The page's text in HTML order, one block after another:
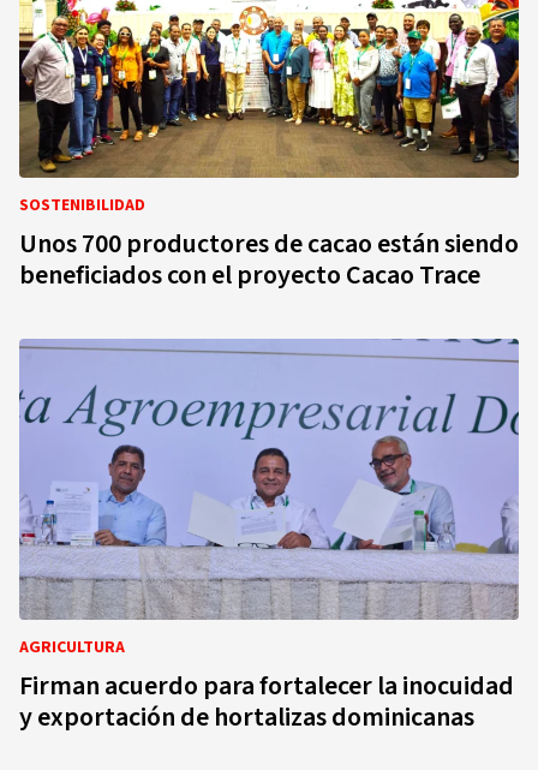
SOSTENIBILIDAD
Unos 700 productores de cacao están siendo
beneficiados con el proyecto Cacao Trace
AGRICULTURA
Firman acuerdo para fortalecer la inocuidad
y exportación de hortalizas dominicanas